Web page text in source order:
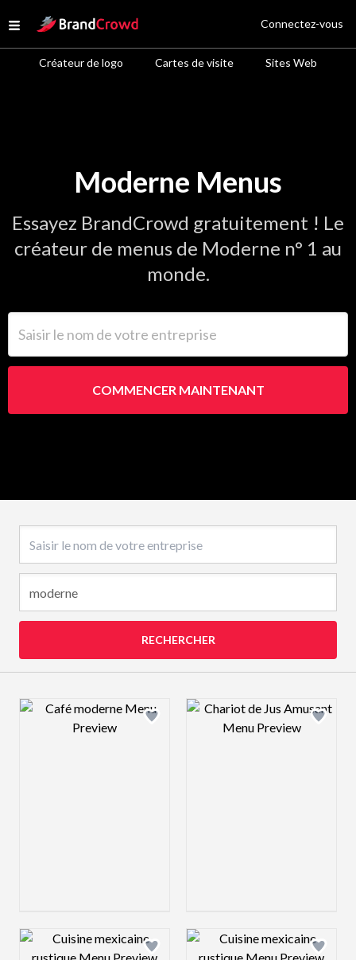
Open menu
Site Logo
Créateur de logo Cartes de visite Sites Web
Connectez-vous
Moderne Menus
Essayez BrandCrowd gratuitement ! Le
créateur de menus de Moderne n° 1 au
monde.
COMMENCER MAINTENANT
RECHERCHER
Design preview image Design preview
Design preview image Design preview